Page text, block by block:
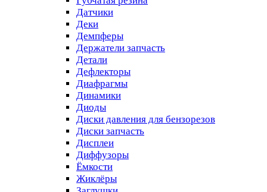
Датчики
Деки
Демпферы
Держатели запчасть
Детали
Дефлекторы
Диафрагмы
Динамики
Диоды
Диски давления для бензорезов
Диски запчасть
Дисплеи
Диффузоры
Ёмкости
Жиклёры